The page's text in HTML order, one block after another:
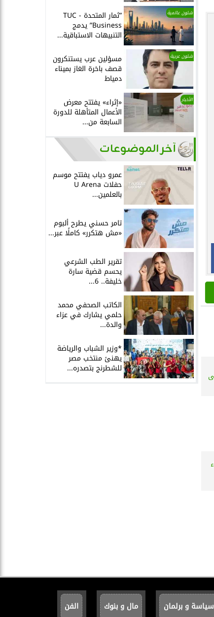
شئون عالمية ”ثمار المتحدة - TUC
Business” يدمج
التنبيهات الاستباقية...
شئون عربية مسؤلين عرب يستنكرون
قصف باخرة الغاز بميناء
دمياط
الأخبار «إثراء» يفتتح معرض
الأعمال المتأهلة للدورة
السابعة من...
آخر الموضوعات
عمرو دياب يفتتح موسم
حفلات U Arena
بالعلمين...
تامر حسني يطرح ألبوم
«مش هتكرر» كاملًا عبر...
تقرير الطب الشرعي
يحسم قضية سارة
خليفة.. 6...
الكاتب الصحفي محمد
حلمي يشارك في عزاء
والدة...
*وزير الشباب والرياضة
يهنئ منتخب مصر
للشطرنج بتصدره...
سياسة و برلمان مال و بنوك الفن